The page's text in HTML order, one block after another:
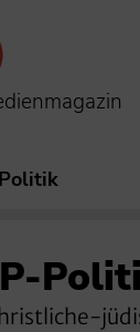
Politik